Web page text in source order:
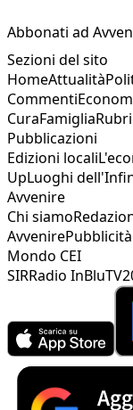
Abbonati ad
Sezioni del sito
HomeAttualità
Commenti
CuraFamiglia
Pubblicazioni
Edizioni locali
UpLuoghi
Avvenire
Chi siamo
AvvenirePubblicità
Mondo CEI
SIRRadio InBlu